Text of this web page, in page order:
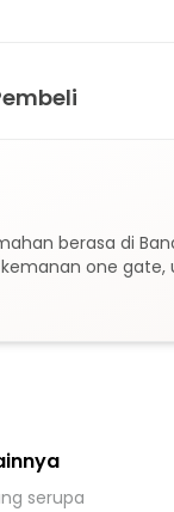
Tol Bogor
Gede
berasa di
one gate,
serupa